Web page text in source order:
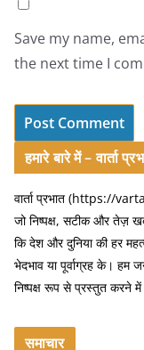
Save my name,
the next time I
हमारे बारे में – वार्ता
वार्ता प्रभात (https://
जो निष्पक्ष, सटीक और तेज़
कि देश और दुनिया की हर
भेदभाव या पूर्वाग्रह के।
निष्पक्ष रूप से प्रस्तुत करने
समाचार